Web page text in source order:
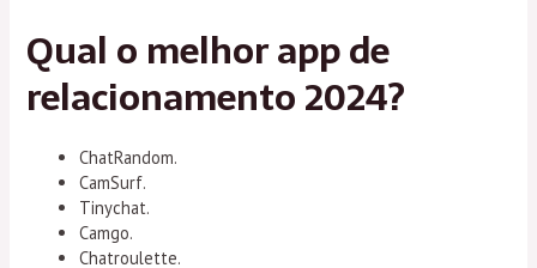
Qual o melhor app de
relacionamento 2024?
ChatRandom.
CamSurf.
Tinychat.
Camgo.
Chatroulette.